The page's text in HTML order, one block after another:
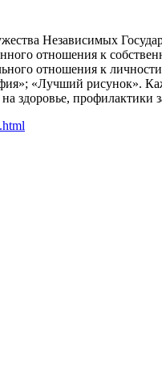
Независимых
отношения к
отношения к
«Лучший рисунок».
здоровье,